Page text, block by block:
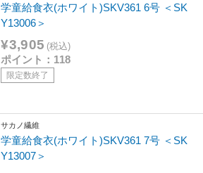
学童給食衣(ホワイト)SKV361 6号 ＜SK
Y13006＞
¥3,905 (税込)
ポイント：118
限定数終了
サカノ繊維
学童給食衣(ホワイト)SKV361 7号 ＜SK
Y13007＞